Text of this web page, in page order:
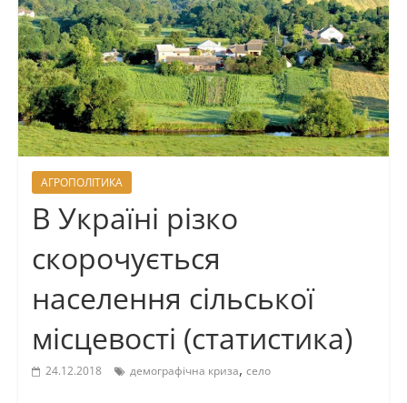
АГРОПОЛІТИКА
В Україні різко
скорочується
населення сільської
місцевості (статистика)
24.12.2018 демографічна криза, село